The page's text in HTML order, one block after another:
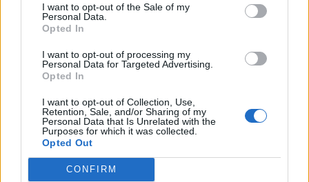
I want to opt-out of the Sale of my
Personal Data.
Opted In
I want to opt-out of processing my
Personal Data for Targeted Advertising.
Opted In
I want to opt-out of Collection, Use,
Retention, Sale, and/or Sharing of my
Personal Data that Is Unrelated with the
Purposes for which it was collected.
Opted Out
CONFIRM
2026. augusztus 07., péntek
medveállomány ritkítására
vonatkozó törvényt az államfő